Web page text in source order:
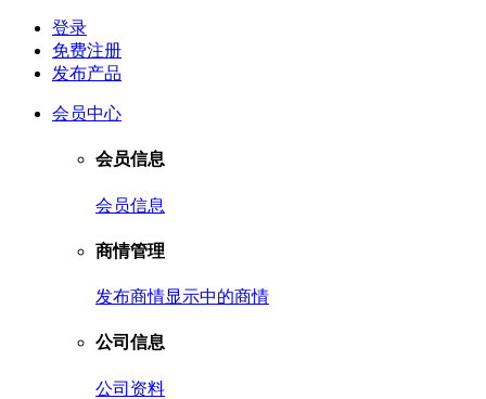
登录
免费注册
发布产品
会员中心
会员信息
会员信息
商情管理
发布商情显示中的商情
公司信息
公司资料